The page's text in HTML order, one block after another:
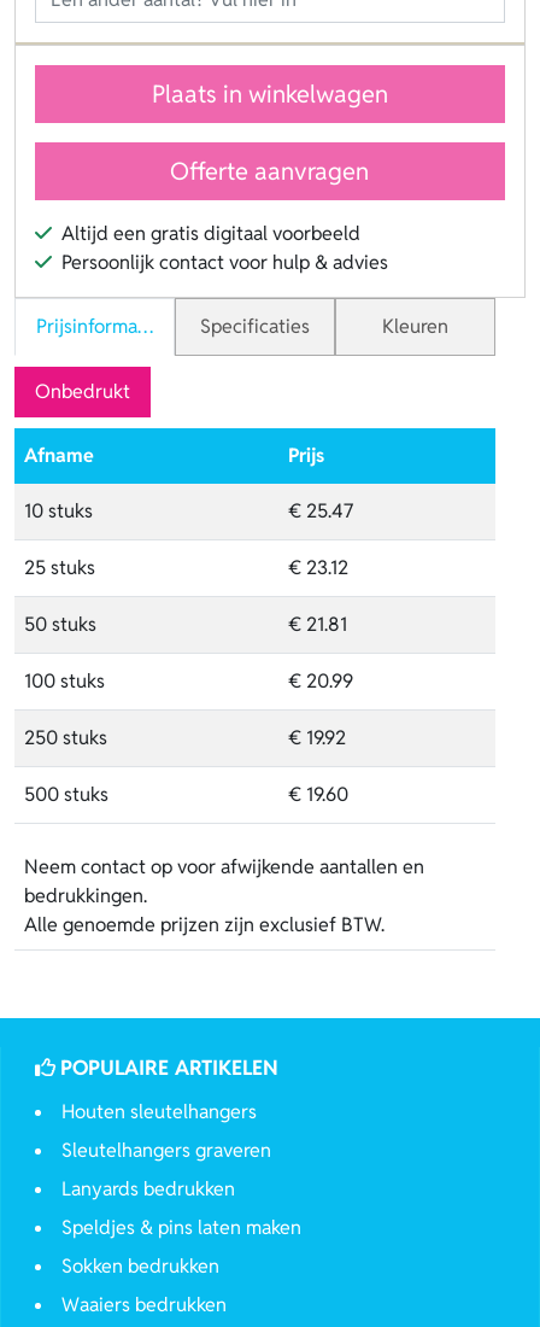
Plaats in winkelwagen
Offerte aanvragen
Altijd een gratis digitaal voorbeeld
Persoonlijk contact voor hulp & advies
Prijsinformatie Specificaties Kleuren
Onbedrukt
Afname Prijs
10 stuks € 25.47
25 stuks € 23.12
50 stuks € 21.81
100 stuks € 20.99
250 stuks € 19.92
500 stuks € 19.60
Neem contact op voor afwijkende aantallen en
bedrukkingen.
Alle genoemde prijzen zijn exclusief BTW.
POPULAIRE ARTIKELEN
Houten sleutelhangers
Sleutelhangers graveren
Lanyards bedrukken
Speldjes & pins laten maken
Sokken bedrukken
Waaiers bedrukken